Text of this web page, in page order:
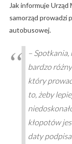
Jak informuje
samorząd prowadzi
autobusowej.
–
bardzo
który
to, żeby
kłopotów
daty